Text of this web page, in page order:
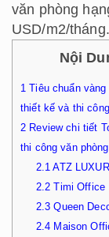
văn phòng
USD/m2/tháng.
Nội
1 Tiêu chuẩn
thiết kế và thi
2 Review chi tiết
thi công văn
2.1 ATZ
2.2 Timi Office
2.3 Queen
2.4 Maison